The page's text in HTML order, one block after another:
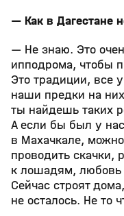
— Как в Дагестане
— Не знаю. Это
ипподрома, чтобы
Это традиции, все
наши предки на
ты найдешь таких
А если бы был у
в Махачкале,
проводить скачки,
к лошадям, любовь
Сейчас строят
не осталось. Не то